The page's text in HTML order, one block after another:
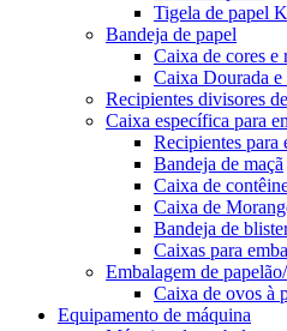
Tigela de papel
Bandeja de papel
Caixa de cores e
Caixa Dourada e
Recipientes divisores
Caixa específica para
Recipientes para
Bandeja de maçã
Caixa de
Caixa de
Bandeja de
Caixas para
Embalagem de
Caixa de ovos à
Equipamento de máquina